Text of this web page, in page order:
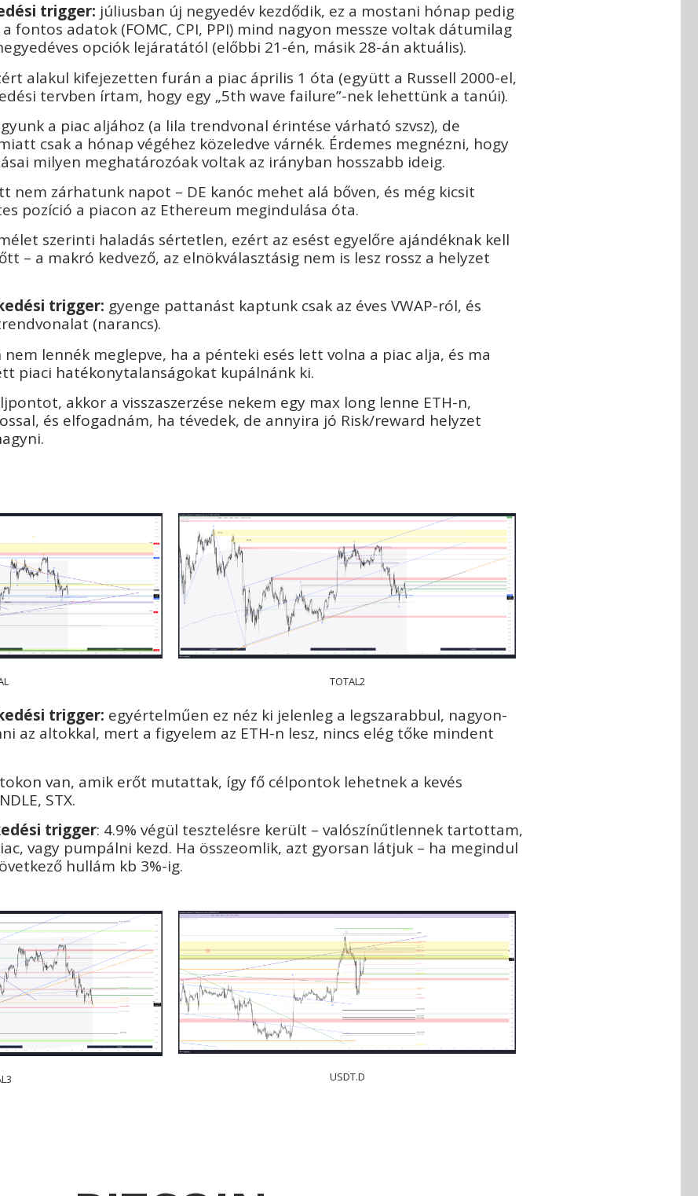
trigger: júliusban új negyedév kezdődik, ez a mostani hónap pedig
fontos adatok (FOMC, CPI, PPI) mind nagyon messze voltak dátumilag
opciók lejáratától (előbbi 21-én, másik 28-án aktuális).
alakul kifejezetten furán a piac április 1 óta (együtt a Russell 2000-el,
tervben írtam, hogy egy „5th wave failure”-nek lehettünk a tanúi).
a piac aljához (a lila trendvonal érintése várható szvsz), de
csak a hónap végéhez közeledve várnék. Érdemes megnézni, hogy
milyen meghatározóak voltak az irányban hosszabb ideig.
nem zárhatunk napot – DE kanóc mehet alá bőven, és még kicsit
pozíció a piacon az Ethereum megindulása óta.
szerinti haladás sértetlen, ezért az esést egyelőre ajándéknak kell
– a makró kedvező, az elnökválasztásig nem is lesz rossz a helyzet
trigger: gyenge pattanást kaptunk csak az éves VWAP-ról, és
(narancs).
lennék meglepve, ha a pénteki esés lett volna a piac alja, és ma
piaci hatékonytalanságokat kupálnánk ki.
akkor a visszaszerzése nekem egy max long lenne ETH-n,
és elfogadnám, ha tévedek, de annyira jó Risk/reward helyzet
TOTAL2
trigger: egyértelműen ez néz ki jelenleg a legszarabbul, nagyon-
az altokkal, mert a figyelem az ETH-n lesz, nincs elég tőke mindent
van, amik erőt mutattak, így fő célpontok lehetnek a kevés
STX.
trigger: 4.9% végül tesztelésre került – valószínűtlennek tartottam,
vagy pumpálni kezd. Ha összeomlik, azt gyorsan látjuk – ha megindul
hullám kb 3%-ig.
USDT.D